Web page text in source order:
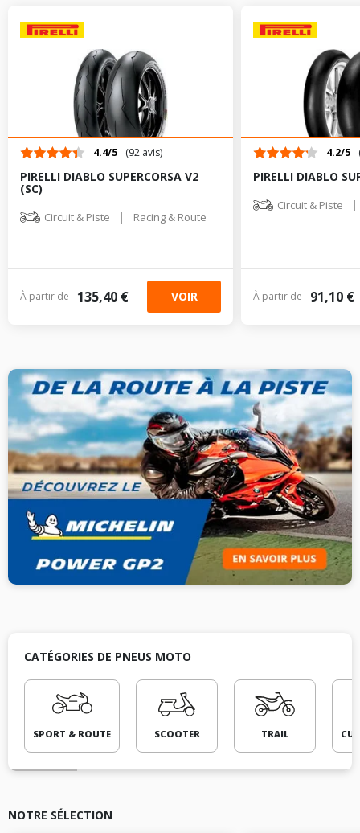
4.4/5 (92 avis)
PIRELLI DIABLO SUPERCORSA V2
(SC)
Circuit & Piste | Racing & Route
À partir de 135,40 € VOIR
4.2/5
PIRELLI DIABLO
Circuit & Piste |
À partir de 91,10 €
CATÉGORIES DE PNEUS MOTO
SPORT & ROUTE SCOOTER TRAIL
NOTRE SÉLECTION